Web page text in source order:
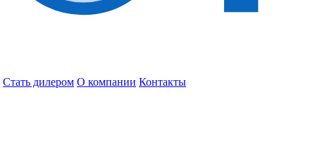
Стать дилером О компании Контакты